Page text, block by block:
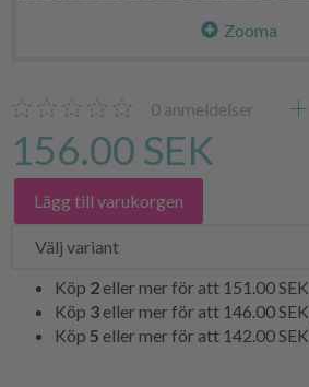
Zooma
0 anmeldelser
156.00 SEK
Lägg till varukorgen
Köp 2 eller mer för att 151.00 SEK
Köp 3 eller mer för att 146.00 SEK
Köp 5 eller mer för att 142.00 SEK